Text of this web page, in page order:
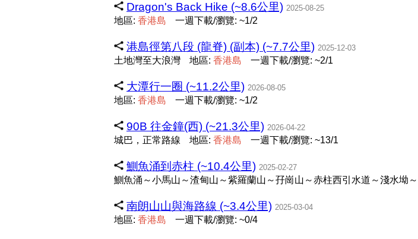
Dragon's Back Hike (~8.6公里) 2025-08-25
地區: 香港島 一週下載/瀏覽: ~1/2
港島徑第八段 (龍脊) (副本) (~7.7公里) 2025-12-03
土地灣至大浪灣 地區: 香港島 一週下載/瀏覽: ~2/1
大潭行一圈 (~11.2公里) 2026-08-05
地區: 香港島 一週下載/瀏覽: ~1/2
90B 往金鐘(西) (~21.3公里) 2026-04-22
城巴，正常路線 地區: 香港島 一週下載/瀏覽: ~13/1
鰂魚涌到赤柱 (~10.4公里) 2025-02-27
鰂魚涌～小馬山～渣甸山～紫羅蘭山～孖崗山～赤柱西引水道～淺水坳
南朗山山與海路線 (~3.4公里) 2025-03-04
地區: 香港島 一週下載/瀏覽: ~0/4